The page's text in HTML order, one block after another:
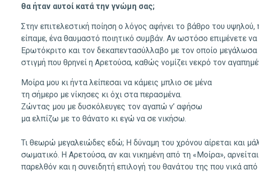
θα ήταν αυτοί κατά την γνώμη σας;
Στην επιτελεστική ποίηση ο λόγος αφήνει το βάθρο του υψηλού,
είπαμε, ένα θαυμαστό ποιητικό συμβάν. Αν ωστόσο επιμένετε
Ερωτόκριτο και τον δεκαπεντασύλλαβο με τον οποίο
στιγμή που θρηνεί η Αρετούσα, καθώς νομίζει νεκρό τον
Μοίρα μου κι ήντα λείπεσαι να κάμεις μπλιο σε μένα
τη σήμερο με νίκησες κι όχι στα περασμένα.
Ζώντας μου με δυσκόλευγες τον αγαπώ ν’ αφήσω
μα ελπίζω με το θάνατο κι εγώ να σε νικήσω.
Τι θεωρώ μεγαλειώδες εδώ; Η δύναμη του χρόνου αίρεται και
σωματικό. Η Αρετούσα, αν και νικημένη από τη «Μοίρα»,
παρελθόν και η συνειδητή επιλογή του θανάτου της που νικά